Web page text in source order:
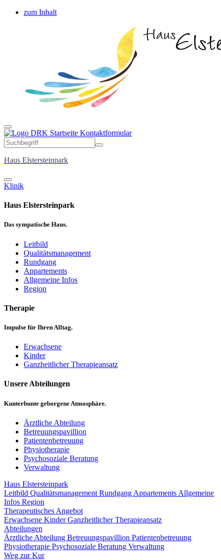
zum Inhalt
Startseite Kontaktformular
Haus Elstersteinpark
Klinik
Haus Elstersteinpark
Das sympatische Haus.
Leitbild
Qualitätsmanagement
Rundgang
Appartements
Allgemeine Infos
Region
Therapie
Impulse für Ihren Alltag.
Erwachsene
Kinder
Ganzheitlicher Therapieansatz
Unsere Abteilungen
Kunterbunte geborgene Atmosphäre.
Ärztliche Abteilung
Betreuungspavillion
Patientenbetreuung
Physiotherapie
Psychosoziale Beratung
Verwaltung
Haus Elstersteinpark
Leitbild Qualitätsmanagement Rundgang Appartements Allgemeine
Infos Region
Therapeutisches Angebot
Erwachsene KinderGanzheitlicher Therapieansatz
Abteilungen
Ärztliche Abteilung Betreuungspavillion Patientenbetreuung
Physiotherapie Psychosoziale Beratung Verwaltung
Weg zur Kur